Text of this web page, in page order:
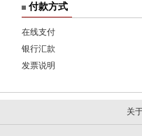
付款方式
在线支付
银行汇款
发票说明
关